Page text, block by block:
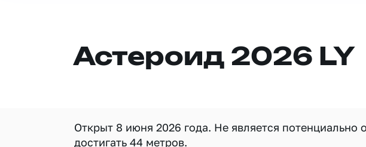
Астероид 2026 LY
Открыт 8 июня 2026 года. Не является
достигать 44 метров.